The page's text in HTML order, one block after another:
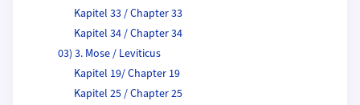
Kapitel 33 / Chapter 33
Kapitel 34 / Chapter 34
03) 3. Mose / Leviticus
Kapitel 19/ Chapter 19
Kapitel 25 / Chapter 25